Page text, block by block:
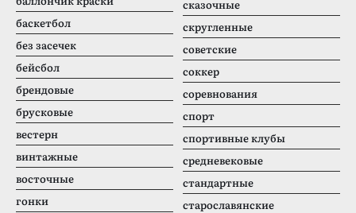
баскетбол
без засечек
бейсбол
брендовые
брусковые
вестерн
винтажные
восточные
гонки
сказочные
скругленные
советские
соккер
соревнования
спорт
спортивные клубы
средневековые
стандартные
старославянские